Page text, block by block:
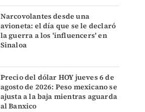
Narcovolantes desde una
avioneta: el día que se le declaró
la guerra a los 'influencers' en
Sinaloa
Precio del dólar HOY jueves 6 de
agosto de 2026: Peso mexicano se
ajusta a la baja mientras aguarda
al Banxico